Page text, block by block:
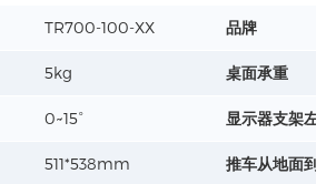
水平旋转角度：+ - 90°
垂直旋转角度：0~ -25° or 0~ -120°
支臂整体承重 ：30kg
TR700-100-XX 品牌
5kg 桌面承重
0~15° 显示器支架左
511*538mm 推车从地面到